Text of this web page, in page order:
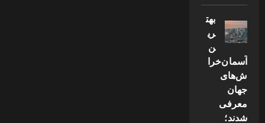
بهت
ری
ن
آسمان‌خرا
ش‌های
جهان
معرفی
شدند؛